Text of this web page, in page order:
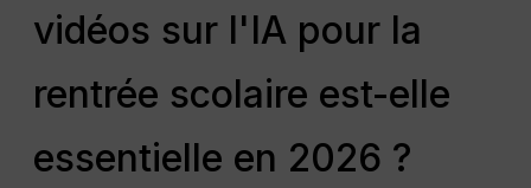
vidéos sur l'IA pour la
rentrée scolaire est-elle
essentielle en 2026 ?